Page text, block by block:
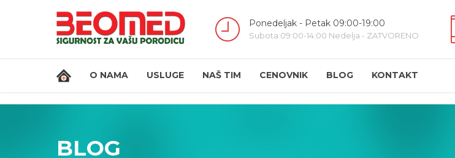
Ponedeljak - Petak 09:00-19:00
Subota 09:00-14:00 Nedelja - ZATVORENO
O NAMA USLUGE NAŠ TIM CENOVNIK BLOG KONTAKT
BLOG